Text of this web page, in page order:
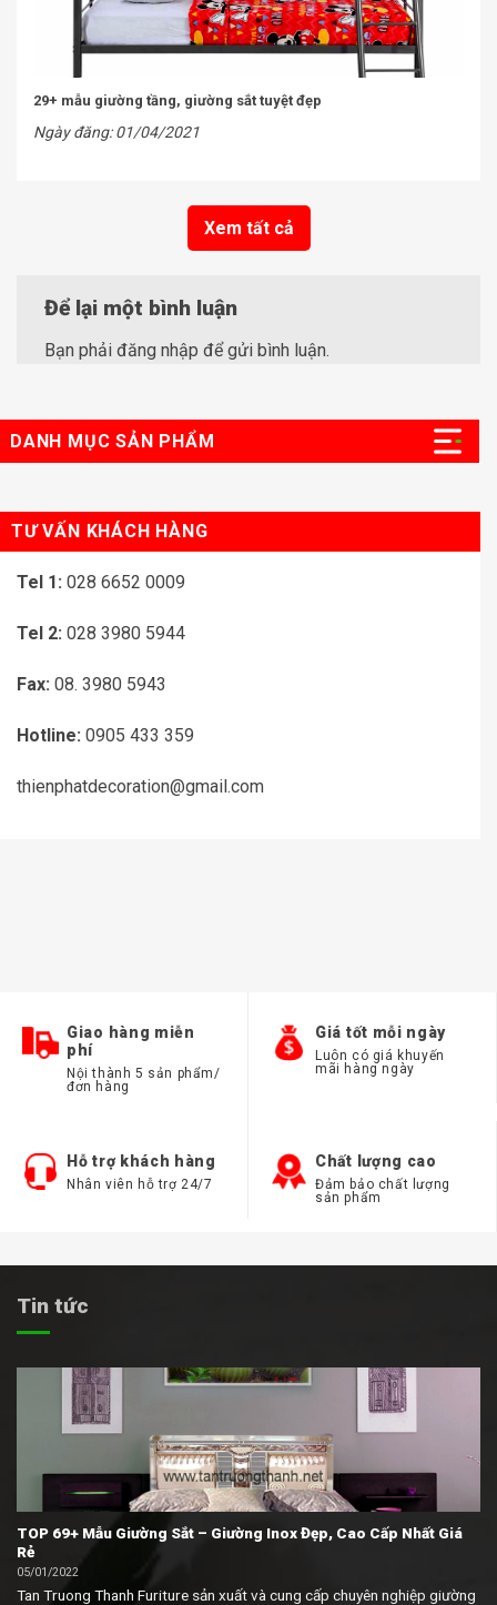
29+ mẫu giường tầng, giường sắt tuyệt đẹp
Ngày đăng: 01/04/2021
Xem tất cả
Để lại một bình luận
Bạn phải đăng nhập để gửi bình luận.
DANH MỤC SẢN PHẨM
TƯ VẤN KHÁCH HÀNG
Tel 1: 028 6652 0009
Tel 2: 028 3980 5944
Fax: 08. 3980 5943
Hotline: 0905 433 359
thienphatdecoration@gmail.com
Giao hàng miễn
phí
Nội thành 5 sản phẩm/
đơn hàng
Giá tốt mỗi ngày
Luôn có giá khuyến
mãi hàng ngày
Hỗ trợ khách hàng
Nhân viên hỗ trợ 24/7
Chất lượng cao
Đảm bảo chất lượng
sản phẩm
Tin tức
TOP 69+ Mẫu Giường Sắt – Giường Inox Đẹp, Cao Cấp Nhất Giá
Rẻ
05/01/2022
Tan Truong Thanh Furiture sản xuất và cung cấp chuyên nghiệp giường